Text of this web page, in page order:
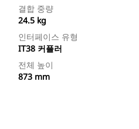
결합 중량
24.5 kg
인터페이스 유형
IT38 커플러
전체 높이
873 mm